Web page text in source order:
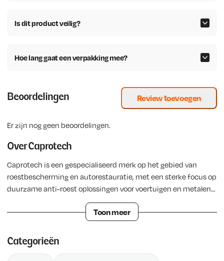
2
e
j
p
j
s
a
s
:
9
i
i
7
0
3
.
Is dit product veilig?
Hoe lang gaat een verpakking mee?
Beoordelingen Review toevoegen
Er zijn nog geen beoordelingen.
Over Caprotech
Caprotech is een gespecialiseerd merk op het gebied van
roestbescherming en autorestauratie, met een sterke focus op
duurzame anti-roest oplossingen voor voertuigen en metalen
oppervlakken. Het merk staat bekend om zijn RX-systeem, een
bewezen aanpak waarmee roest effectief wordt gestopt en
RX-systeem bestaat uit drie krachtige producten: RX5, RX7 en
RX10. RX5 dringt diep door in het metaal en stopt bestaande
Toon meer
Categorieën